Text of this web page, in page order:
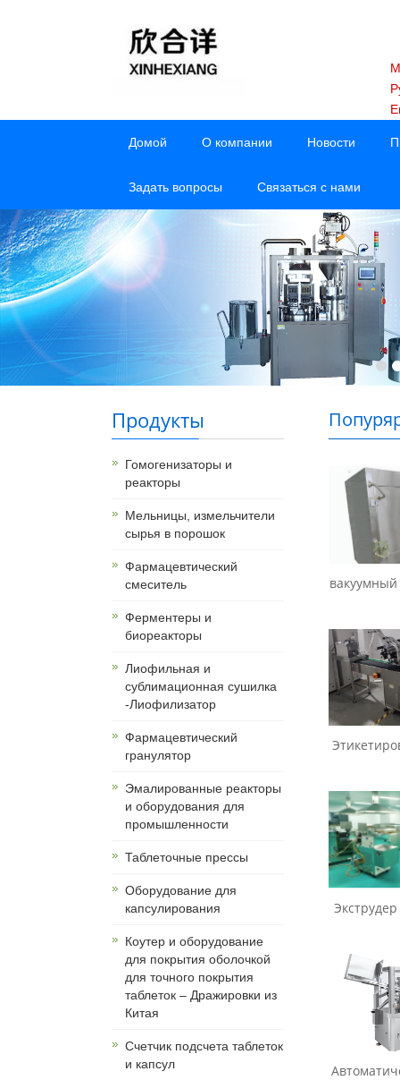
Домой О компании Новости
Задать вопросы Связаться с нами
Продукты
Гомогенизаторы и
реакторы
Мельницы, измельчители
сырья в порошок
Фармацевтический
смеситель
Ферментеры и
биореакторы
Лиофильная и
сублимационная сушилка
-Лиофилизатор
Фармацевтический
гранулятор
Эмалированные реакторы
и оборудования для
промышленности
Таблеточные прессы
Оборудование для
капсулирования
Коутер и оборудование
для покрытия оболочкой
для точного покрытия
таблеток – Дражировки из
Китая
Счетчик подсчета таблеток
и капсул
з Китая